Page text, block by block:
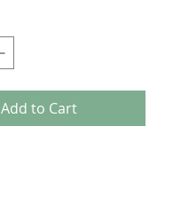
Add to Cart